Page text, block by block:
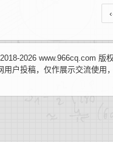
2026 www.966cq.com 版
户投稿，仅作展示交流使